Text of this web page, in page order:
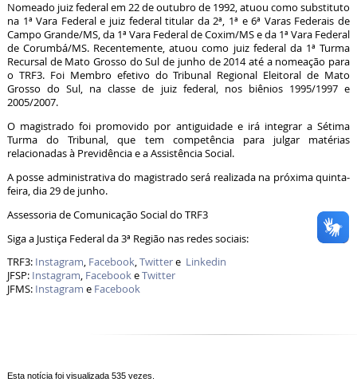
Nomeado juiz federal em 22 de outubro de 1992, atuou como substituto
na 1ª Vara Federal e juiz federal titular da 2ª, 1ª e 6ª Varas Federais de
Campo Grande/MS, da 1ª Vara Federal de Coxim/MS e da 1ª Vara Federal
de Corumbá/MS. Recentemente, atuou como juiz federal da 1ª Turma
Recursal de Mato Grosso do Sul de junho de 2014 até a nomeação para
o TRF3. Foi Membro efetivo do Tribunal Regional Eleitoral de Mato
Grosso do Sul, na classe de juiz federal, nos biênios 1995/1997 e
2005/2007.
O magistrado foi promovido por antiguidade e irá integrar a Sétima
Turma do Tribunal, que tem competência para julgar matérias
relacionadas à Previdência e a Assistência Social.
A posse administrativa do magistrado será realizada na próxima quinta-
feira, dia 29 de junho.
Assessoria de Comunicação Social do TRF3
Siga a Justiça Federal da 3ª Região nas redes sociais:
TRF3: Instagram, Facebook,Twittere Linkedin
JFSP: Instagram, FacebookeTwitter
JFMS: Instagram e Facebook
Esta notícia foi visualizada 535 vezes.